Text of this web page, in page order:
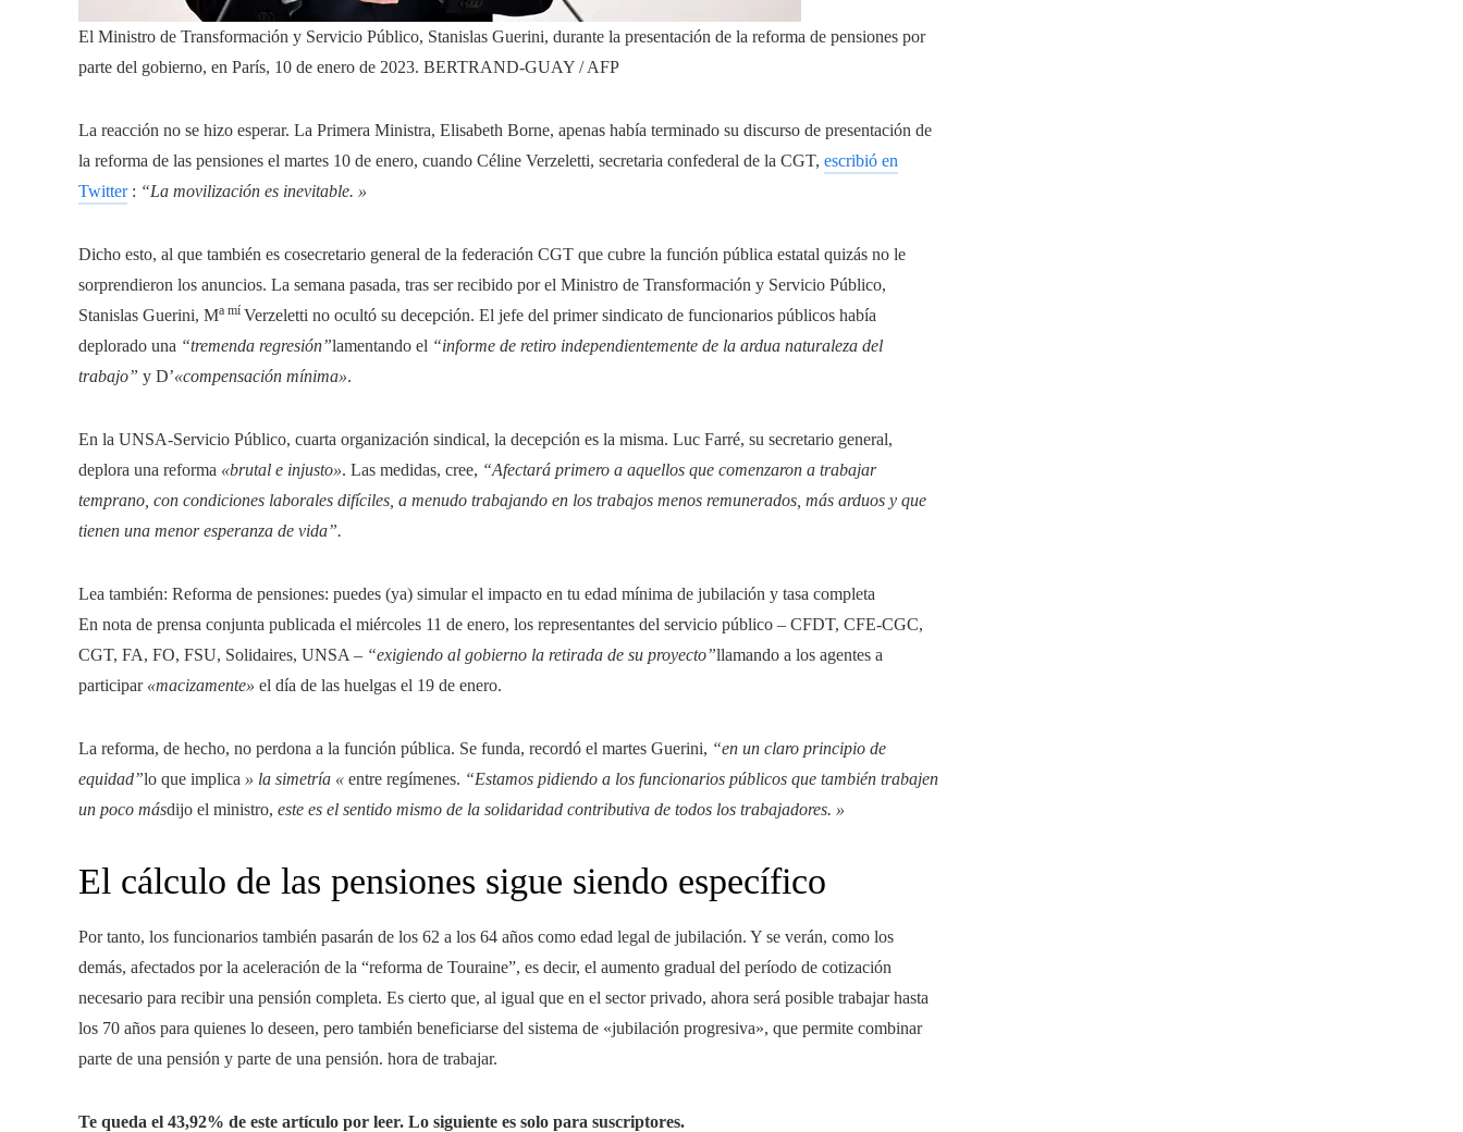
El Ministro de Transformación y Servicio Público, Stanislas Guerini, durante la presentación de la reforma de pensiones por
parte del gobierno, en París, 10 de enero de 2023. BERTRAND-GUAY / AFP
La reacción no se hizo esperar. La Primera Ministra, Elisabeth Borne, apenas había terminado su discurso de presentación de
la reforma de las pensiones el martes 10 de enero, cuando Céline Verzeletti, secretaria confederal de la CGT, escribió en
Twitter: “La movilización es inevitable. »
Dicho esto, al que también es cosecretario general de la federación CGT que cubre la función pública estatal quizás no le
sorprendieron los anuncios. La semana pasada, tras ser recibido por el Ministro de Transformación y Servicio Público,
Stanislas Guerini, Ma mí Verzeletti no ocultó su decepción. El jefe del primer sindicato de funcionarios públicos había
deplorado una “tremenda regresión”lamentando el “informe de retiro independientemente de la ardua naturaleza del
trabajo” y D’«compensación mínima».
En la UNSA-Servicio Público, cuarta organización sindical, la decepción es la misma. Luc Farré, su secretario general,
deplora una reforma «brutal e injusto». Las medidas, cree, “Afectará primero a aquellos que comenzaron a trabajar
temprano, con condiciones laborales difíciles, a menudo trabajando en los trabajos menos remunerados, más arduos y que
tienen una menor esperanza de vida”.
Lea también: Reforma de pensiones: puedes (ya) simular el impacto en tu edad mínima de jubilación y tasa completa
En nota de prensa conjunta publicada el miércoles 11 de enero, los representantes del servicio público – CFDT, CFE-CGC,
CGT, FA, FO, FSU, Solidaires, UNSA – “exigiendo al gobierno la retirada de su proyecto”llamando a los agentes a
participar«macizamente» el día de las huelgas el 19 de enero.
La reforma, de hecho, no perdona a la función pública. Se funda, recordó el martes Guerini, “en un claro principio de
equidad”lo que implica » la simetría « entre regímenes. “Estamos pidiendo a los funcionarios públicos que también trabajen
un poco másdijo el ministro, este es el sentido mismo de la solidaridad contributiva de todos los trabajadores. »
El cálculo de las pensiones sigue siendo específico
Por tanto, los funcionarios también pasarán de los 62 a los 64 años como edad legal de jubilación. Y se verán, como los
demás, afectados por la aceleración de la “reforma de Touraine”, es decir, el aumento gradual del período de cotización
necesario para recibir una pensión completa. Es cierto que, al igual que en el sector privado, ahora será posible trabajar hasta
los 70 años para quienes lo deseen, pero también beneficiarse del sistema de «jubilación progresiva», que permite combinar
parte de una pensión y parte de una pensión. hora de trabajar.
Te queda el 43,92% de este artículo por leer. Lo siguiente es solo para suscriptores.